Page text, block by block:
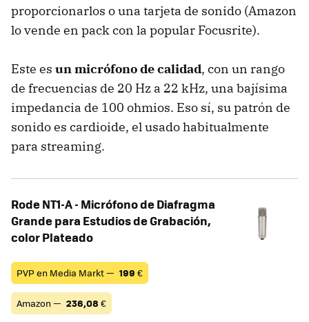
proporcionarlos o una tarjeta de sonido (Amazon
lo vende en pack con la popular Focusrite).
Este es un micrófono de calidad, con un rango
de frecuencias de 20 Hz a 22 kHz, una bajísima
impedancia de 100 ohmios. Eso sí, su patrón de
sonido es cardioide, el usado habitualmente
para streaming.
Rode NT1-A - Micrófono de Diafragma
Grande para Estudios de Grabación,
color Plateado
PVP en Media Markt — 199 €
Amazon — 236,08 €